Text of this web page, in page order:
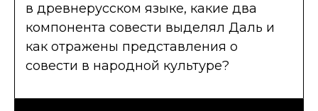
в древнерусском языке, какие два
компонента совести выделял Даль и
как отражены представления о
совести в народной культуре?